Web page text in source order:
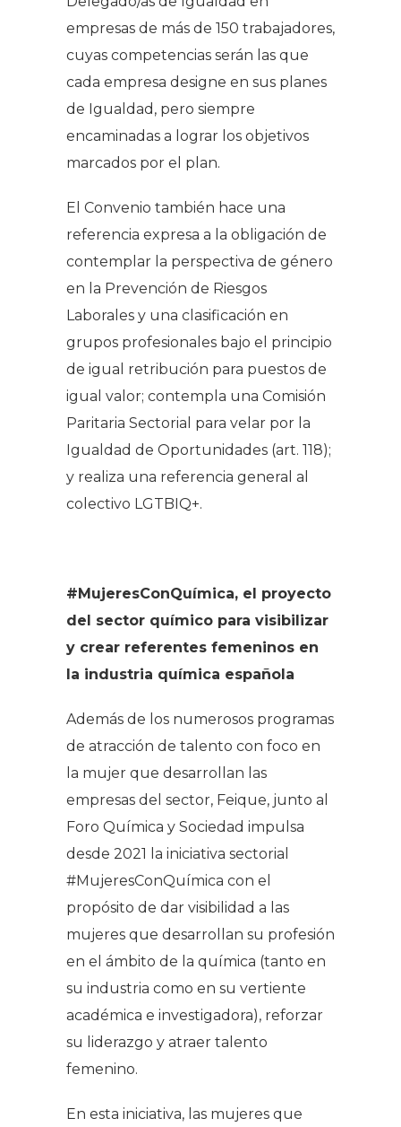
empresas de más de 150 trabajadores,
cuyas competencias serán las que
cada empresa designe en sus planes
de Igualdad, pero siempre
encaminadas a lograr los objetivos
marcados por el plan.
El Convenio también hace una
referencia expresa a la obligación de
contemplar la perspectiva de género
en la Prevención de Riesgos
Laborales y una clasificación en
grupos profesionales bajo el principio
de igual retribución para puestos de
igual valor; contempla una Comisión
Paritaria Sectorial para velar por la
Igualdad de Oportunidades (art. 118);
y realiza una referencia general al
colectivo LGTBIQ+.
#MujeresConQuímica, el proyecto
del sector químico para visibilizar
y crear referentes femeninos en
la industria química española
Además de los numerosos programas
de atracción de talento con foco en
la mujer que desarrollan las
empresas del sector, Feique, junto al
Foro Química y Sociedad impulsa
desde 2021 la iniciativa sectorial
#MujeresConQuímica con el
propósito de dar visibilidad a las
mujeres que desarrollan su profesión
en el ámbito de la química (tanto en
su industria como en su vertiente
académica e investigadora), reforzar
su liderazgo y atraer talento
femenino.
En esta iniciativa, las mujeres que